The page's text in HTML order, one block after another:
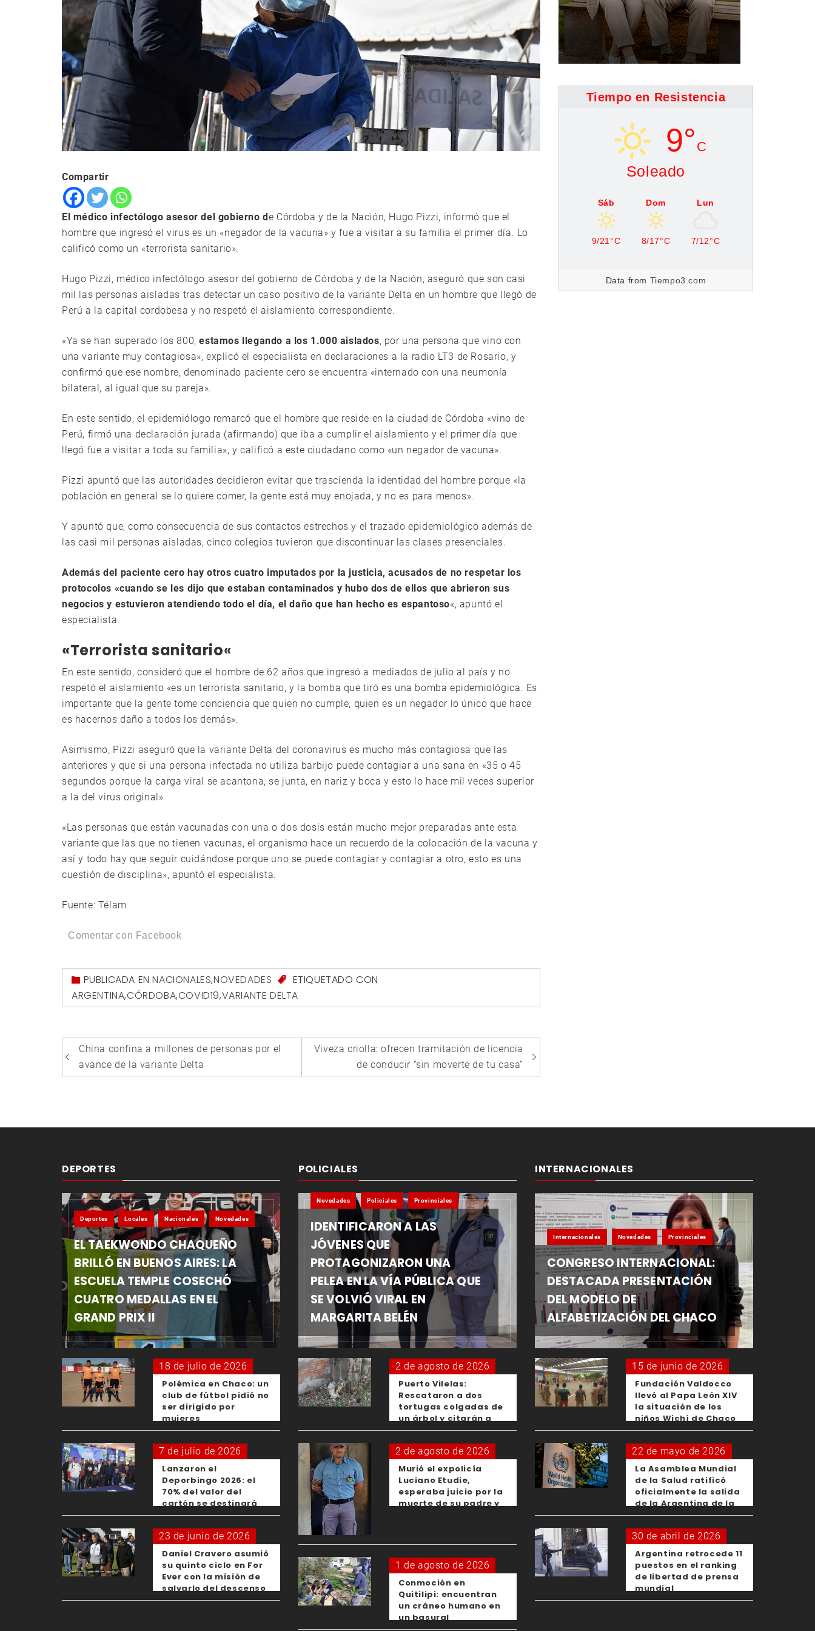
Compartir
El médico infectólogo asesor del gobierno de Córdoba y de la Nación, Hugo Pizzi, informó que el
hombre que ingresó el virus es un «negador de la vacuna» y fue a visitar a su familia el primer día. Lo
calificó como un «terrorista sanitario».
Hugo Pizzi, médico infectólogo asesor del gobierno de Córdoba y de la Nación, aseguró que son casi
mil las personas aisladas tras detectar un caso positivo de la variante Delta en un hombre que llegó de
Perú a la capital cordobesa y no respetó el aislamiento correspondiente.
«Ya se han superado los 800,estamos llegando a los 1.000 aislados, por una persona que vino con
una variante muy contagiosa», explicó el especialista en declaraciones a la radio LT3 de Rosario, y
confirmó que ese nombre, denominado paciente cero se encuentra «internado con una neumonía
bilateral, al igual que su pareja».
En este sentido, el epidemiólogo remarcó que el hombre que reside en la ciudad de Córdoba «vino de
Perú, firmó una declaración jurada (afirmando) que iba a cumplir el aislamiento y el primer día que
llegó fue a visitar a toda su familia», y calificó a este ciudadano como «un negador de vacuna».
Pizzi apuntó que las autoridades decidieron evitar que trascienda la identidad del hombre porque «la
población en general se lo quiere comer, la gente está muy enojada, y no es para menos».
Y apuntó que, como consecuencia de sus contactos estrechos y el trazado epidemiológico además de
las casi mil personas aisladas, cinco colegios tuvieron que discontinuar las clases presenciales.
Además del paciente cero hay otros cuatro imputados por la justicia, acusados de no respetar los
protocolos «cuando se les dijo que estaban contaminados y hubo dos de ellos que abrieron sus
negocios y estuvieron atendiendo todo el día, el daño que han hecho es espantoso«, apuntó el
especialista.
«Terrorista sanitario«
En este sentido, consideró que el hombre de 62 años que ingresó a mediados de julio al país y no
respetó el aislamiento «es un terrorista sanitario, y la bomba que tiró es una bomba epidemiológica. Es
importante que la gente tome conciencia que quien no cumple, quien es un negador lo único que hace
es hacernos daño a todos los demás».
Asimismo, Pizzi aseguró que la variante Delta del coronavirus es mucho más contagiosa que las
anteriores y que si una persona infectada no utiliza barbijo puede contagiar a una sana en «35 o 45
segundos porque la carga viral se acantona, se junta, en nariz y boca y esto lo hace mil veces superior
a la del virus original».
«Las personas que están vacunadas con una o dos dosis están mucho mejor preparadas ante esta
variante que las que no tienen vacunas, el organismo hace un recuerdo de la colocación de la vacuna y
así y todo hay que seguir cuidándose porque uno se puede contagiar y contagiar a otro, esto es una
cuestión de disciplina», apuntó el especialista.
Fuente: Télam
Comentar con Facebook
PUBLICADA ENNACIONALES,NOVEDADES
ETIQUETADO CON
ARGENTINA,CÓRDOBA,COVID19,VARIANTE DELTA
Navegación
de
China confina a millones de personas por el
avance de la variante Delta
Viveza criolla: ofrecen tramitación de licencia
de conducir “sin moverte de tu casa”
Tiempo en Resistencia
9° C
Soleado
Sáb
9/21°C
Dom
8/17°C
Lun
7/12°C
Data from Tiempo3.com
DEPORTES
Deportes Locales Nacionales Novedades
EL TAEKWONDO CHAQUEÑO
BRILLÓ EN BUENOS AIRES: LA
ESCUELA TEMPLE COSECHÓ
CUATRO MEDALLAS EN EL
GRAND PRIX II
18 de julio de 2026
Polémica en Chaco: un
club de fútbol pidió no
ser dirigido por
mujeres
7 de julio de 2026
Lanzaron el
Deporbingo 2026: el
70% del valor del
cartón se destinará
para los clubes
23 de junio de 2026
Daniel Cravero asumió
su quinto ciclo en For
Ever con la misión de
salvarlo del descenso
POLICIALES
Novedades Policiales Provinciales
IDENTIFICARON A LAS
JÓVENES QUE
PROTAGONIZARON UNA
PELEA EN LA VÍA PÚBLICA QUE
SE VOLVIÓ VIRAL EN
MARGARITA BELÉN
2 de agosto de 2026
Puerto Vilelas:
Rescataron a dos
tortugas colgadas de
un árbol y citarán a
los padres de los
menores responsables
2 de agosto de 2026
Murió el expolicía
Luciano Etudie,
esperaba juicio por la
muerte de su padre y
1 de agosto de 2026
Conmoción en
Quitilipi: encuentran
un cráneo humano en
un basural
INTERNACIONALES
Internacionales Novedades Provinciales
CONGRESO INTERNACIONAL:
DESTACADA PRESENTACIÓN
DEL MODELO DE
ALFABETIZACIÓN DEL CHACO
15 de junio de 2026
Fundación Valdocco
llevó al Papa León XIV
la situación de los
niños Wichí de Chaco
22 de mayo de 2026
La Asamblea Mundial
de la Salud ratificó
oficialmente la salida
de la Argentina de la
OMS
30 de abril de 2026
Argentina retrocede 11
puestos en el ranking
de libertad de prensa
mundial